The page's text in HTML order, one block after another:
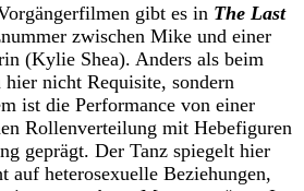
gibt es in The Last
zwischen Mike und einer
(Kylie Shea). Anders als beim
nicht Requisite, sondern
ist die Performance von einer
Rollenverteilung mit Hebefiguren
geprägt. Der Tanz spiegelt hier
auf heterosexuelle Beziehungen,